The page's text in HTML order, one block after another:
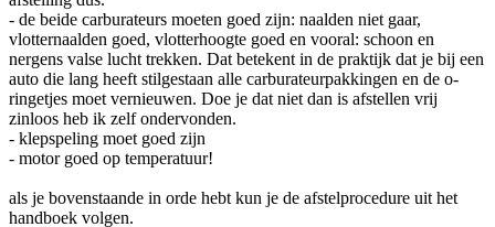
- de beide carburateurs moeten goed zijn: naalden niet gaar,
vlotternaalden goed, vlotterhoogte goed en vooral: schoon en
nergens valse lucht trekken. Dat betekent in de praktijk dat je bij een
auto die lang heeft stilgestaan alle carburateurpakkingen en de o-
ringetjes moet vernieuwen. Doe je dat niet dan is afstellen vrij
zinloos heb ik zelf ondervonden.
- klepspeling moet goed zijn
- motor goed op temperatuur!
als je bovenstaande in orde hebt kun je de afstelprocedure uit het
handboek volgen.